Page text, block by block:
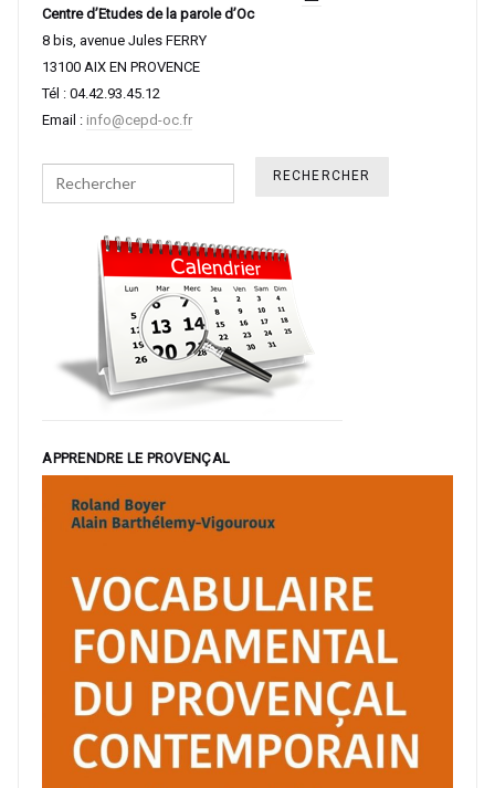
Centre d’Etudes de la parole d’Oc
8 bis, avenue Jules FERRY
13100 AIX EN PROVENCE
Tél : 04.42.93.45.12
Email : info@cepd-oc.fr
Search
APPRENDRE LE PROVENÇAL